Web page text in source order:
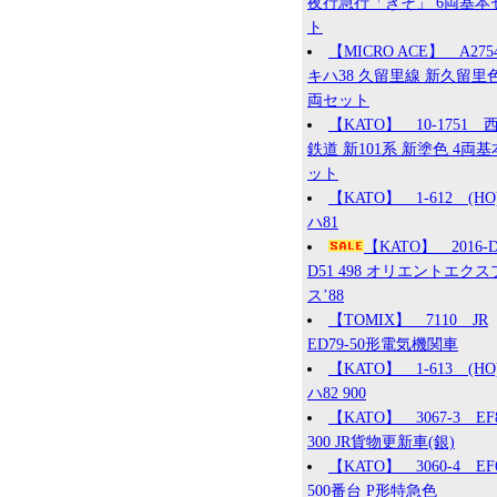
ト
【MICRO ACE】
キハ38 久留里線 新久留里
両セット
【KATO】 10-1751
鉄道 新101系 新塗色 4両基
ット
【KATO】 1-612
ハ81
【KATO】
D51 498 オリエントエクス
ス’88
【TOMIX】 7110 JR
ED79-50形電気機関車
【KATO】 1-613
ハ82 900
【KATO】 3067-3
300 JR貨物更新車(銀)
【KATO】 3060-4
500番台 P形特急色